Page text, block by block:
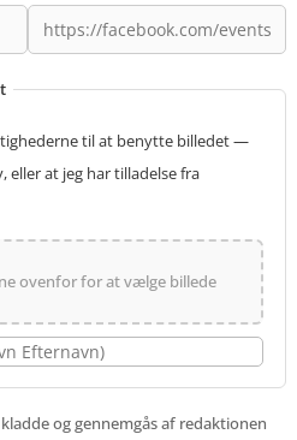
til at benytte billedet —
eller at jeg har tilladelse fra
ovenfor for at vælge billede
og gennemgås af redaktionen